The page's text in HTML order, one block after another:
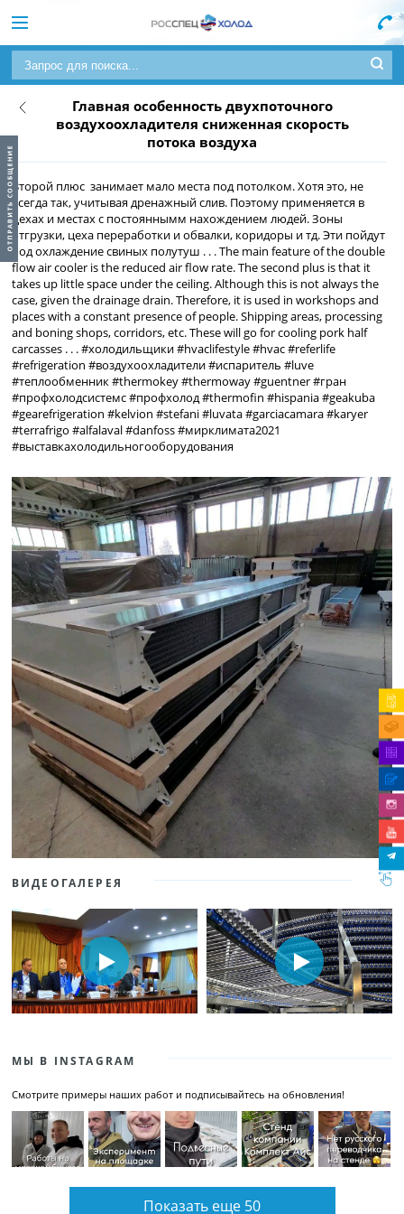
Главная особенность двухпоточного
воздухоохладителя сниженная скорость
потока воздуха
Второй плюс занимает мало места под потолком. Хотя это, не
всегда так, учитывая дренажный слив. Поэтому применяется в
цехах и местах с постояннымм нахождением людей. Зоны
отгрузки, цеха переработки и обвалки, коридоры и тд.Эти пойдут
под охлаждение свиных полутуш . . .The main feature of the double
flow air cooler is the reduced air flow rate. The second plus is that it
takes up little space under the ceiling. Although this is not always the
case, given the drainage drain.Therefore, it is used in workshops and
places with a constant presence of people. Shipping areas, processing
and boning shops, corridors, etc.These will go for cooling pork half
carcasses . . .#холодильщики #hvaclifestyle #hvac #referlife
#refrigeration #воздухоохладители #испаритель #luve
#теплообменник #thermokey #thermoway #guentner #гран
#профхолодсистемс #профхолод #thermofin #hispania #geakuba
#gearefrigeration #kelvion #stefani #luvata #garciacamara #karyer
#terrafrigo #alfalaval #danfoss #мирклимата2021
#выставкахолодильногооборудования
ВИДЕОГАЛЕРЕЯ
МЫ В INSTAGRAM
Смотрите примеры наших работ и подписывайтесь на обновления!
Показать еще 50